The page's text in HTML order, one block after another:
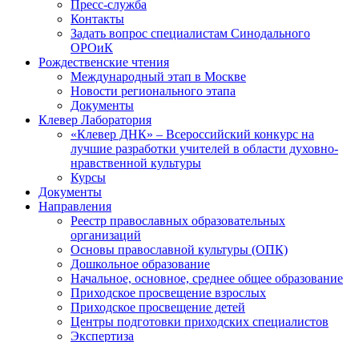
Пресс-служба
Контакты
Задать вопрос специалистам Синодального
ОРОиК
Рождественские чтения
Международный этап в Москве
Новости регионального этапа
Документы
Клевер Лаборатория
«Клевер ДНК» – Всероссийский конкурс на
лучшие разработки учителей в области духовно-
нравственной культуры
Курсы
Документы
Направления
Реестр православных образовательных
организаций
Основы православной культуры (ОПК)
Дошкольное образование
Начальное, основное, среднее общее образование
Приходское просвещение взрослых
Приходское просвещение детей
Центры подготовки приходских специалистов
Экспертиза